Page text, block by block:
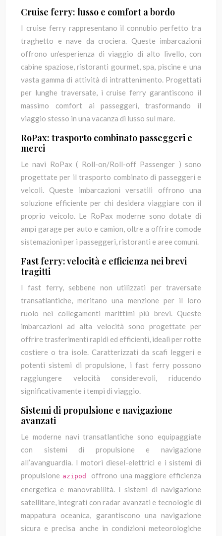
Cruise ferry: lusso e comfort a bordo
I cruise ferry rappresentano il connubio perfetto tra
traghetto e nave da crociera. Queste imbarcazioni
offrono un’esperienza di viaggio di alto livello, con
cabine spaziose, ristoranti gourmet, spa, piscine e una
vasta gamma di attività di intrattenimento. Progettati
per lunghe traversate, i cruise ferry garantiscono il
massimo comfort ai passeggeri, trasformando il
viaggio stesso in una vacanza di lusso sul mare.
RoPax: trasporto combinato passeggeri e
merci
Le navi RoPax ( Roll-on/Roll-off Passenger ) sono
progettate per il trasporto combinato di passeggeri e
veicoli. Queste imbarcazioni versatili offrono una
soluzione efficiente per chi desidera viaggiare con il
proprio veicolo. Le RoPax moderne sono dotate di
ampi garage per auto e camion, oltre a offrire comode
sistemazioni per i passeggeri, ristoranti e aree comuni.
Fast ferry: velocità e efficienza nei brevi
tragitti
I fast ferry, sebbene non utilizzati per traversate
transatlantiche, meritano una menzione per il loro
ruolo nei collegamenti marittimi più brevi. Queste
imbarcazioni ad alta velocità sono progettate per
offrire trasferimenti rapidi ed efficienti, ideali per rotte
costiere o tra isole. Caratterizzati da scafi leggeri e
potenti sistemi di propulsione, i fast ferry possono
raggiungere velocità considerevoli, riducendo
significativamente i tempi di viaggio.
Sistemi di propulsione e navigazione
avanzati
Le moderne navi transatlantiche sono equipaggiate
con sistemi di propulsione e navigazione
all’avanguardia. I motori diesel-elettrici e i sistemi di
propulsione azipod offrono una maggiore efficienza
energetica e manovrabilità. I sistemi di navigazione
satellitare, integrati con radar avanzati e tecnologie di
mappatura oceanica, garantiscono una navigazione
sicura e precisa anche in condizioni meteorologiche